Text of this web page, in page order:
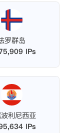
罗群岛
IPs
利尼西亚
IPs